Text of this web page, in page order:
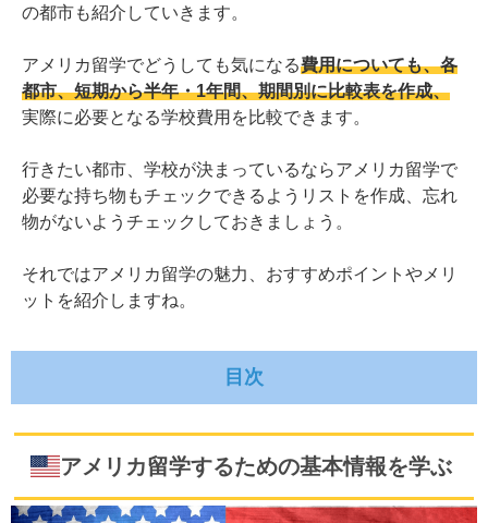
の都市も紹介していきます。
アメリカ留学でどうしても気になる費用についても、各
都市、短期から半年・1年間、期間別に比較表を作成、
実際に必要となる学校費用を比較できます。
行きたい都市、学校が決まっているならアメリカ留学で
必要な持ち物もチェックできるようリストを作成、忘れ
物がないようチェックしておきましょう。
それではアメリカ留学の魅力、おすすめポイントやメリ
ットを紹介しますね。
目次
アメリカ留学するための基本情報を学ぶ
アメリカ留学で知っておきたい国や都市について
語学はもちろん、進学、キャリアアップも可能な選択肢
アメリカ留学するための基本情報を学ぶ